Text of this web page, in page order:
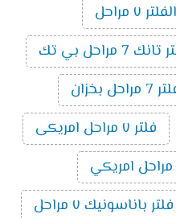
مراحل
7 مراحل بي تك
مراحل بخزان
فلتر ٧ مراحل امريكى
فلتر باناسونيك ٧ مراحل